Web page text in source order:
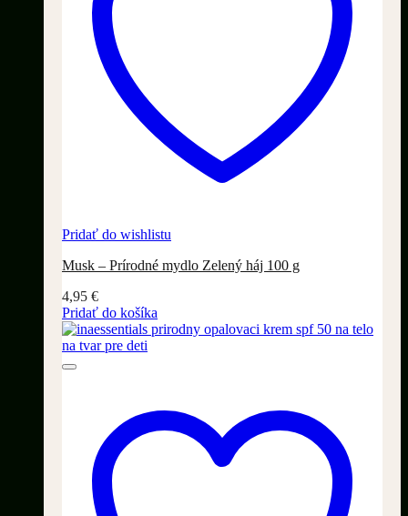
Pridať do wishlistu
Musk – Prírodné mydlo Zelený háj 100 g
4,95 €
Pridať do košíka